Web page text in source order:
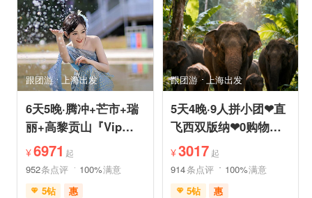
美食享受
摄影之旅
自然山水
动植物园
研学体验
跟团游 上海出发
6天5晚·腾冲+芒市+瑞
丽+高黎贡山『Vip一
单一团』豪奢五钻酒店
度假
¥6971 起
952条点评 100%满意
5钻
惠
祈福之旅
赏花之旅
森林公园
自然山水
跟团游 上海出发
5天4晚·9人拼小团❤直
飞西双版纳❤0购物纯
玩·豪奢五星五钻泳池
度假
¥3017 起
914条点评 100%满意
5钻
惠